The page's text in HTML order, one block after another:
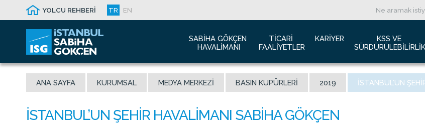
YOLCU REHBERİ TR EN
SABIHA GÖKÇEN
HAVALIMANI
Hakkımızda
Havalimanı Trafik Raporu
Ödüllerimiz
TICARI
FAALIYETLER
Havacılık Pazarlama
Reklam Fırsatları
Kiralık Alanlar
KARIYER
İş başvurusu
İnsan Kaynakları Politikası
KSS VE
SÜRDÜRÜLEBILIRLIK
Yeşil Havaalanı
Engelsiz
ANA SAYFA KURUMSAL MEDYA MERKEZI BASIN KUPÜRLERI 2019 İSTANBUL’UN